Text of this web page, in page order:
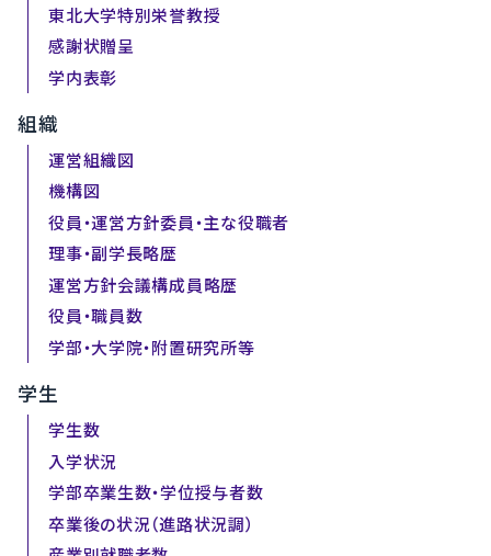
東北大学特別栄誉教授
感謝状贈呈
学内表彰
組織
運営組織図
機構図
役員・運営方針委員・主な役職者
理事・副学長略歴
運営方針会議構成員略歴
役員・職員数
学部・大学院・附置研究所等
学生
学生数
入学状況
学部卒業生数・学位授与者数
卒業後の状況（進路状況調）